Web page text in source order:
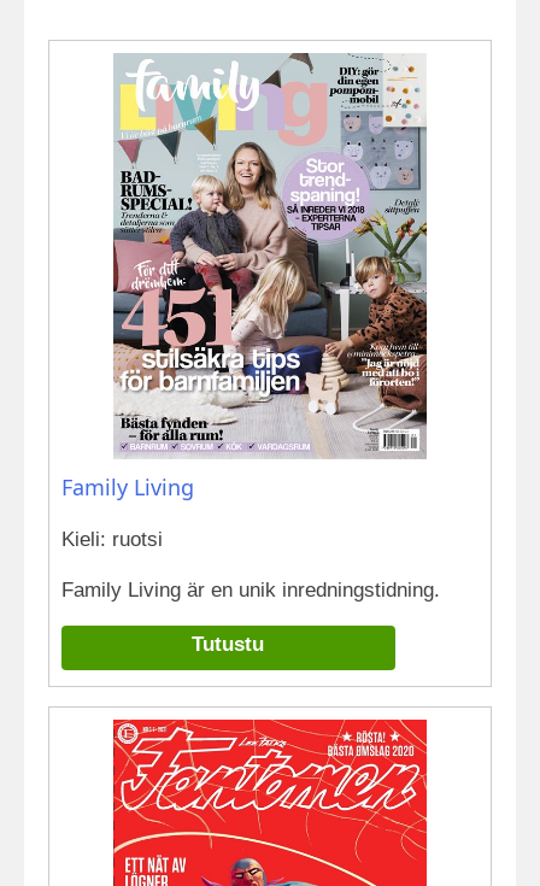
Family Living
Kieli: ruotsi
Family Living är en unik inredningstidning.
Tutustu